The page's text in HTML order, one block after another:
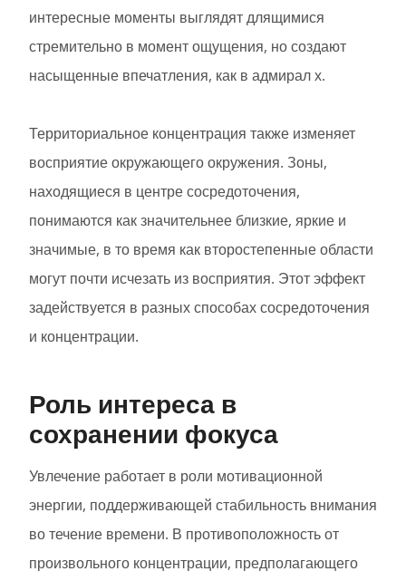
интересные моменты выглядят длящимися
стремительно в момент ощущения, но создают
насыщенные впечатления, как в адмирал х.
Территориальное концентрация также изменяет
восприятие окружающего окружения. Зоны,
находящиеся в центре сосредоточения,
понимаются как значительнее близкие, яркие и
значимые, в то время как второстепенные области
могут почти исчезать из восприятия. Этот эффект
задействуется в разных способах сосредоточения
и концентрации.
Роль интереса в
сохранении фокуса
Увлечение работает в роли мотивационной
энергии, поддерживающей стабильность внимания
во течение времени. В противоположность от
произвольного концентрации, предполагающего